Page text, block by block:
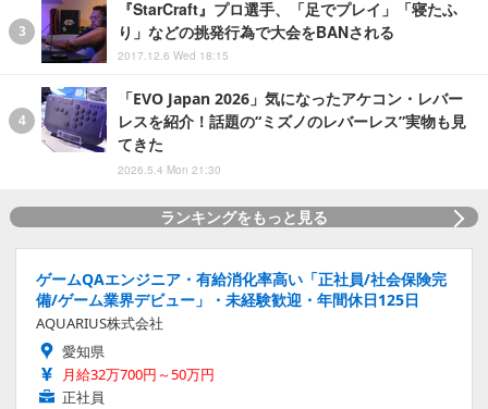
『StarCraft』プロ選手、「足でプレイ」「寝たふ
り」などの挑発行為で大会をBANされる
2017.12.6 Wed 18:15
「EVO Japan 2026」気になったアケコン・レバー
レスを紹介！話題の“ミズノのレバーレス”実物も見
てきた
2026.5.4 Mon 21:30
ランキングをもっと見る
ゲームQAエンジニア・有給消化率高い「正社員/社会保険完
備/ゲーム業界デビュー」・未経験歓迎・年間休日125日
AQUARIUS株式会社
愛知県
月給32万700円～50万円
正社員